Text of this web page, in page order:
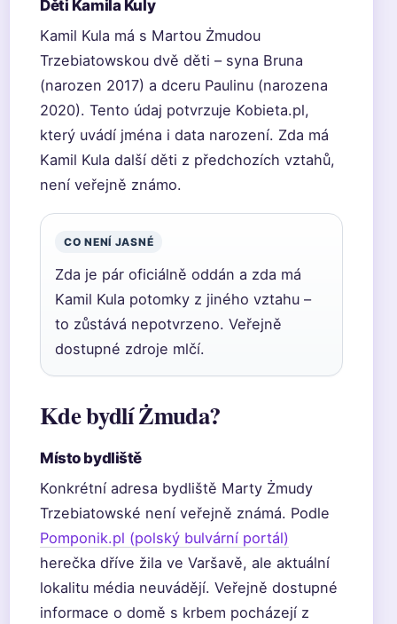
Děti Kamila Kuly
Kamil Kula má s Martou Żmudou
Trzebiatowskou dvě děti – syna Bruna
(narozen 2017) a dceru Paulinu (narozena
2020). Tento údaj potvrzuje Kobieta.pl,
který uvádí jména i data narození. Zda má
Kamil Kula další děti z předchozích vztahů,
není veřejně známo.
CO NENÍ JASNÉ
Zda je pár oficiálně oddán a zda má
Kamil Kula potomky z jiného vztahu –
to zůstává nepotvrzeno. Veřejně
dostupné zdroje mlčí.
Kde bydlí Żmuda?
Místo bydliště
Konkrétní adresa bydliště Marty Żmudy
Trzebiatowské není veřejně známá. Podle
Pomponik.pl (polský bulvární portál)
herečka dříve žila ve Varšavě, ale aktuální
lokalitu média neuvádějí. Veřejně dostupné
informace o domě s krbem pocházejí z